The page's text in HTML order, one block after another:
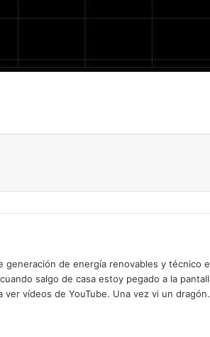
de energía renovables y técnico
salgo de casa estoy pegado a la
vídeos de YouTube. Una vez vi un